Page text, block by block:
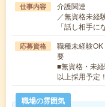
仕事内容
介護関連
／無資格未経
「話し相手
応募資格
職種未経験
要
■無資格・未
以上採用予定
職場の雰囲気